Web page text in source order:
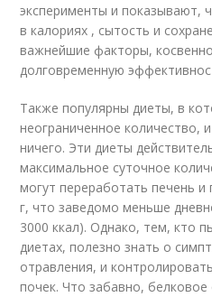
эксперименты и показывают,
в калориях , сытость и
важнейшие факторы,
долговременную
Также популярны диеты, в
неограниченное количество,
ничего. Эти диеты
максимальное суточное
могут переработать печень и
г, что заведомо меньше
3000 ккал). Однако, тем, кто
диетах, полезно знать о
отравления, и
почек. Что забавно, белковое